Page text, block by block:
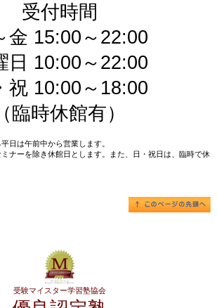
受付時間
金 15:00～22:00
日 10:00～22:00
祝 10:00～18:00
（臨時休館有）
日は午前中から営業します。
ナーを除き休館日とします。また、日・祝日は、臨時で休
受験マイスター学習塾協会